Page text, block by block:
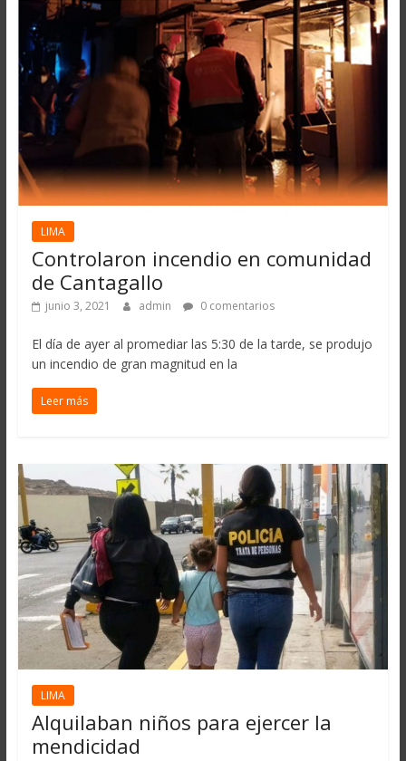
LIMA
Controlaron incendio en comunidad
de Cantagallo
junio 3, 2021 admin 0 comentarios
El día de ayer al promediar las 5:30 de la tarde, se produjo
un incendio de gran magnitud en la
Leer más
LIMA
Alquilaban niños para ejercer la
mendicidad